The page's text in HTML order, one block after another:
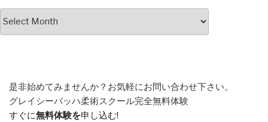
Archives
是非始めてみませんか？ お気軽にお問い合わせ下さい。
グレイシーバッハ柔術スクール完全無料体験
すぐに無料体験を申し込む!